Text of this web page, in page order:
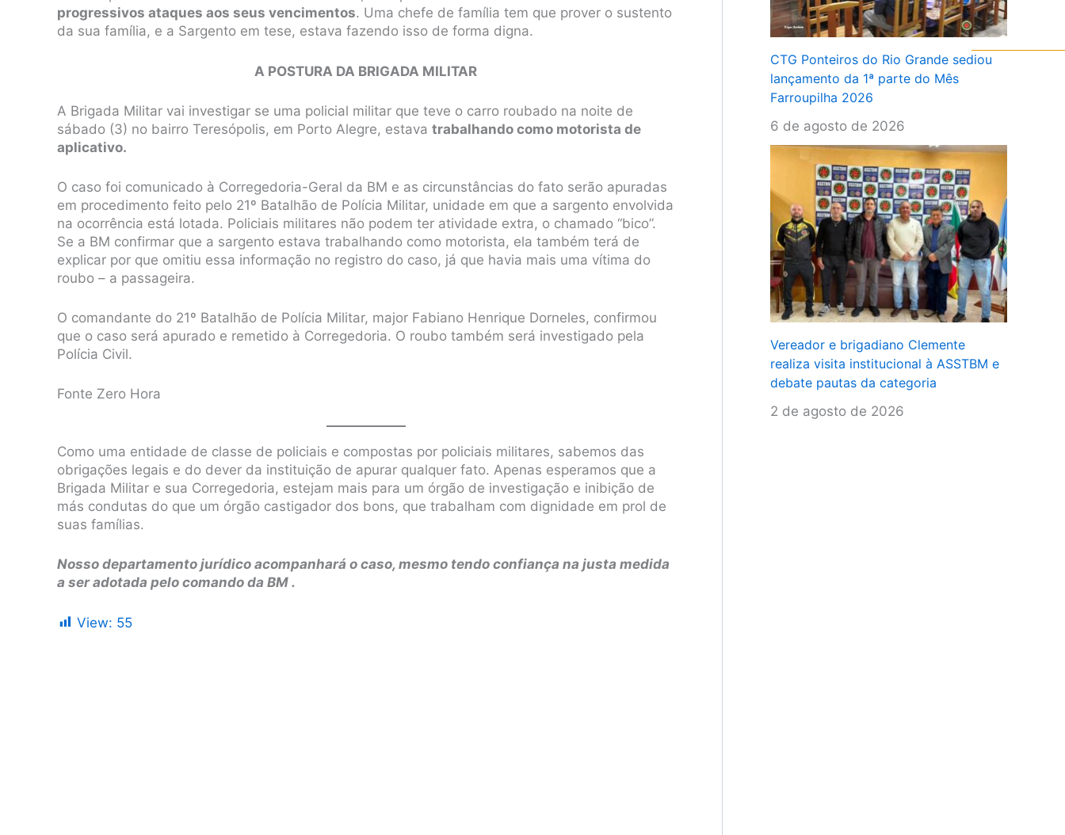
progressivos ataques aos seus vencimentos. Uma chefe de família tem que prover o sustento
da sua família, e a Sargento em tese, estava fazendo isso de forma digna.
A POSTURA DA BRIGADA MILITAR
A Brigada Militar vai investigar se uma policial militar que teve o carro roubado na noite de
sábado (3) no bairro Teresópolis, em Porto Alegre, estava trabalhando como motorista de
aplicativo.
O caso foi comunicado à Corregedoria-Geral da BM e as circunstâncias do fato serão apuradas
em procedimento feito pelo 21º Batalhão de Polícia Militar, unidade em que a sargento envolvida
na ocorrência está lotada. Policiais militares não podem ter atividade extra, o chamado “bico”.
Se a BM confirmar que a sargento estava trabalhando como motorista, ela também terá de
explicar por que omitiu essa informação no registro do caso, já que havia mais uma vítima do
roubo – a passageira.
O comandante do 21º Batalhão de Polícia Militar, major Fabiano Henrique Dorneles, confirmou
que o caso será apurado e remetido à Corregedoria. O roubo também será investigado pela
Polícia Civil.
Fonte Zero Hora
Como uma entidade de classe de policiais e compostas por policiais militares, sabemos das
obrigações legais e do dever da instituição de apurar qualquer fato. Apenas esperamos que a
Brigada Militar e sua Corregedoria, estejam mais para um órgão de investigação e inibição de
más condutas do que um órgão castigador dos bons, que trabalham com dignidade em prol de
suas famílias.
Nosso departamento jurídico acompanhará o caso, mesmo tendo confiança na justa medida
a ser adotada pelo comando da BM .
View: 55
CTG Ponteiros do Rio Grande sediou
lançamento da 1ª parte do Mês
Farroupilha 2026
6 de agosto de 2026
Vereador e brigadiano Clemente
realiza visita institucional à ASSTBM e
debate pautas da categoria
2 de agosto de 2026